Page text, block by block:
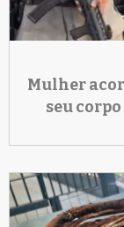
Mulher
seu